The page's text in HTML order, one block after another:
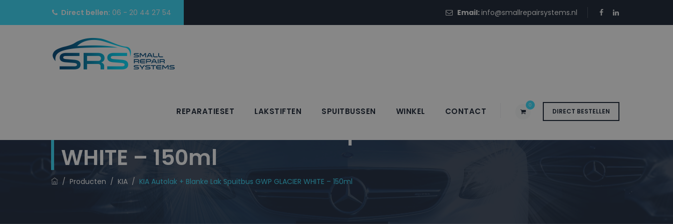
Direct bellen: 06 - 20 44 27 54 Email:info@smallrepairsystems.nl
DIRECT BESTELLEN
0
REPARATIESET LAKSTIFTEN SPUITBUSSEN WINKEL CONTACT
KIA Autolak + Blanke Lak Spuitbus GWP GLACIER
WHITE – 150ml
/ Producten / KIA / KIA Autolak + Blanke Lak Spuitbus GWP GLACIER WHITE – 150ml